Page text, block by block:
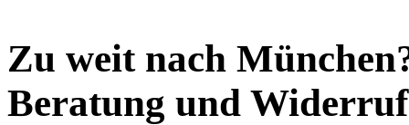
Zu weit nach
Beratung und